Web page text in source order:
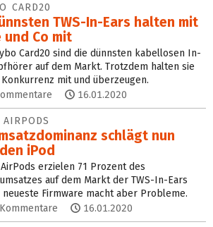
CARD20
TWS-In-Ears halten mit
und Co mit
Card20 sind die dünnsten kabellosen In-
auf dem Markt. Trotzdem halten sie
mit und überzeugen.
16.01.2020
schlägt nun
iPod
erzielen 71 Prozent des
auf dem Markt der TWS-In-Ears
neueste Firmware macht aber Probleme.
Kommentare 16.01.2020